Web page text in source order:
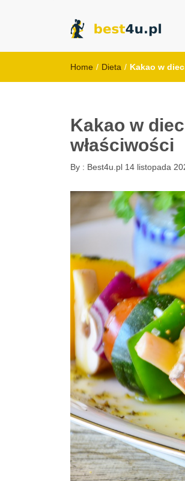
Home / Dieta / Kakao w
Kakao w
właściwości
By : Best4u.pl 14 listopada